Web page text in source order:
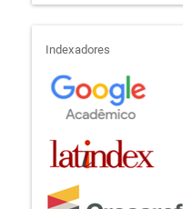
Indexadores